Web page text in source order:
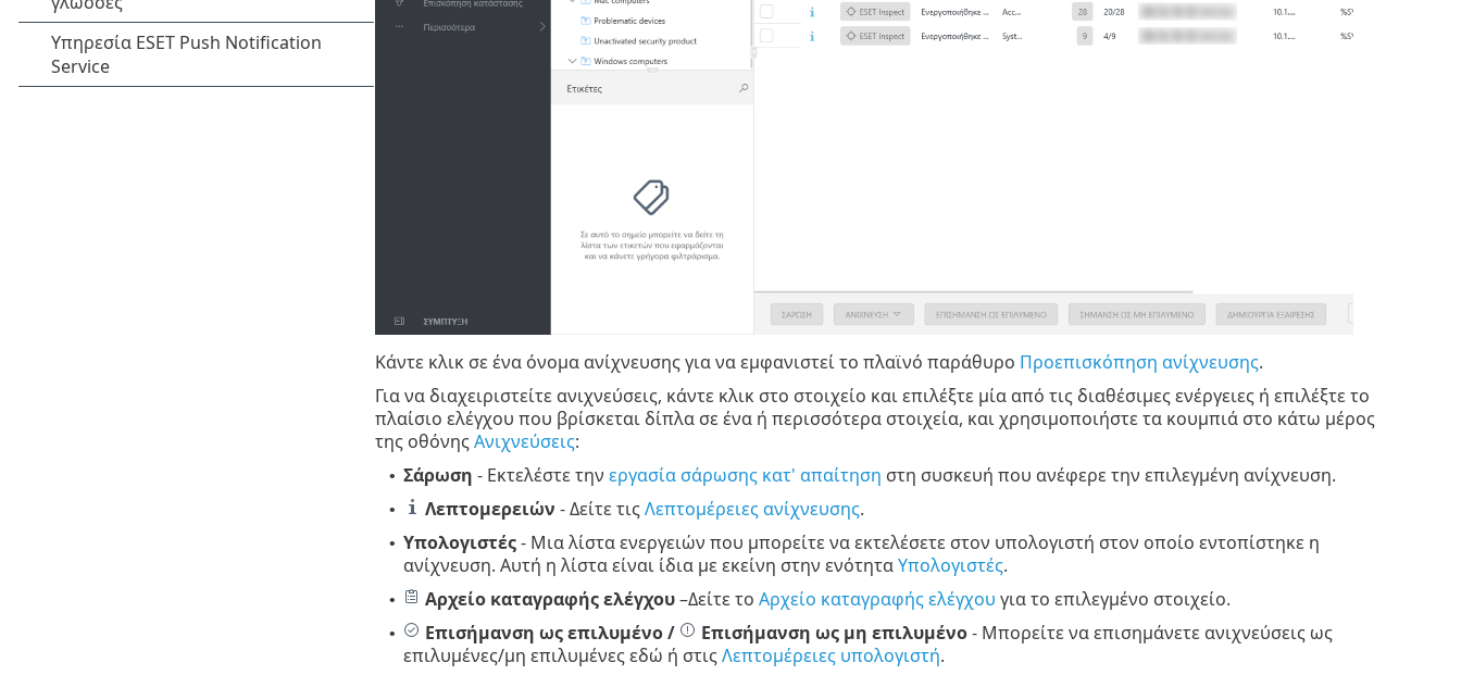
Κάντε κλικ σε ένα όνομα ανίχνευσης για να εμφανιστεί το πλαϊνό παράθυρο Προεπισκόπηση ανίχνευσης.
Για να διαχειριστείτε ανιχνεύσεις, κάντε κλικ στο στοιχείο και επιλέξτε μία από τις διαθέσιμες ενέργειες ή επιλέξτε το
πλαίσιο ελέγχου που βρίσκεται δίπλα σε ένα ή περισσότερα στοιχεία, και χρησιμοποιήστε τα κουμπιά στο κάτω μέρος
της οθόνηςΑνιχνεύσεις:
• Σάρωση - Εκτελέστε την εργασία σάρωσης κατ' απαίτηση στη συσκευή που ανέφερε την επιλεγμένη ανίχνευση.
• Λεπτομερειών - Δείτε τιςΛεπτομέρειες ανίχνευσης.
• Υπολογιστές- Μια λίστα ενεργειών που μπορείτε να εκτελέσετε στον υπολογιστή στον οποίο εντοπίστηκε η
ανίχνευση. Αυτή η λίστα είναι ίδια με εκείνη στην ενότηταΥπολογιστές.
• Αρχείο καταγραφής ελέγχου–Δείτε το Αρχείο καταγραφής ελέγχου για το επιλεγμένο στοιχείο.
• Επισήμανση ως επιλυμένο / Επισήμανση ως μη επιλυμένο- Μπορείτε να επισημάνετε ανιχνεύσεις ως
επιλυμένες/μη επιλυμένες εδώ ή στιςΛεπτομέρειες υπολογιστή.